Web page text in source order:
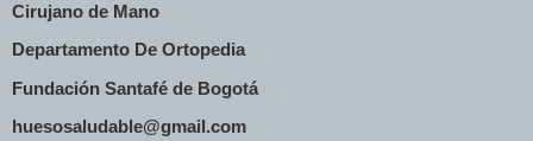
Cirujano de Mano
Departamento De Ortopedia
Fundación Santafé de Bogotá
huesosaludable@gmail.com